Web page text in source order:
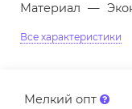
Материал —
Все характеристики
Мелкий опт